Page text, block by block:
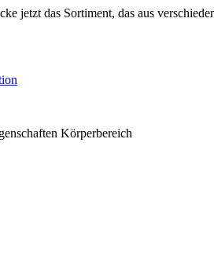
jetzt das Sortiment, das aus
Körperbereich